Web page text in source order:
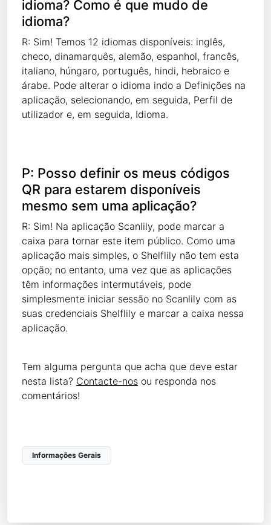
idioma? Como é que mudo de
idioma?
R: Sim! Temos 12 idiomas disponíveis: inglês,
checo, dinamarquês, alemão, espanhol, francês,
italiano, húngaro, português, hindi, hebraico e
árabe. Pode alterar o idioma indo a Definições na
aplicação, selecionando, em seguida, Perfil de
utilizador e, em seguida, Idioma.
P: Posso definir os meus códigos
QR para estarem disponíveis
mesmo sem uma aplicação?
R: Sim! Na aplicação Scanlily, pode marcar a
caixa para tornar este item público. Como uma
aplicação mais simples, o Shelflily não tem esta
opção; no entanto, uma vez que as aplicações
têm informações intermutáveis, pode
simplesmente iniciar sessão no Scanlily com as
suas credenciais Shelflily e marcar a caixa nessa
aplicação.
Tem alguma pergunta que acha que deve estar
nesta lista? Contacte-nos ou responda nos
comentários!
Informações Gerais